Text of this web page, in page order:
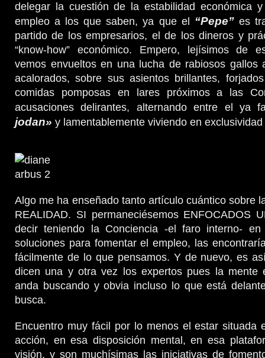
delegar la cuestión de la estabilidad económica
empleo a los que saben, ya que el “Pepe”es
partido de los empresarios, el de los dineros y
“know-how” económico. Empero, lejísimos de
vemos envueltos en una lucha de rabiosos gallos
acalorados, sobre sus asientos brillantes,
comidas pomposas en lares próximos a las
acusaciones delirantes, alternando entre el ya
jodan» y lamentablemente viviendo en
Algo me ha enseñado tanto artículo cuántico sobre
REALIDAD. SI permaneciésemos ENFOCADOS
decir teniendo la Conciencia -el faro interno-
soluciones para fomentar el empleo, las
fácilmente de lo que pensamos. Y de nuevo, es
dicen una y otra vez los expertos pues la mente
anda buscando y obvia incluso lo que está
busca.
Encuentro muy fácil por lo menos el estar situada
acción, en esa disposición mental, en esa
visión, y son muchísimas las iniciativas de